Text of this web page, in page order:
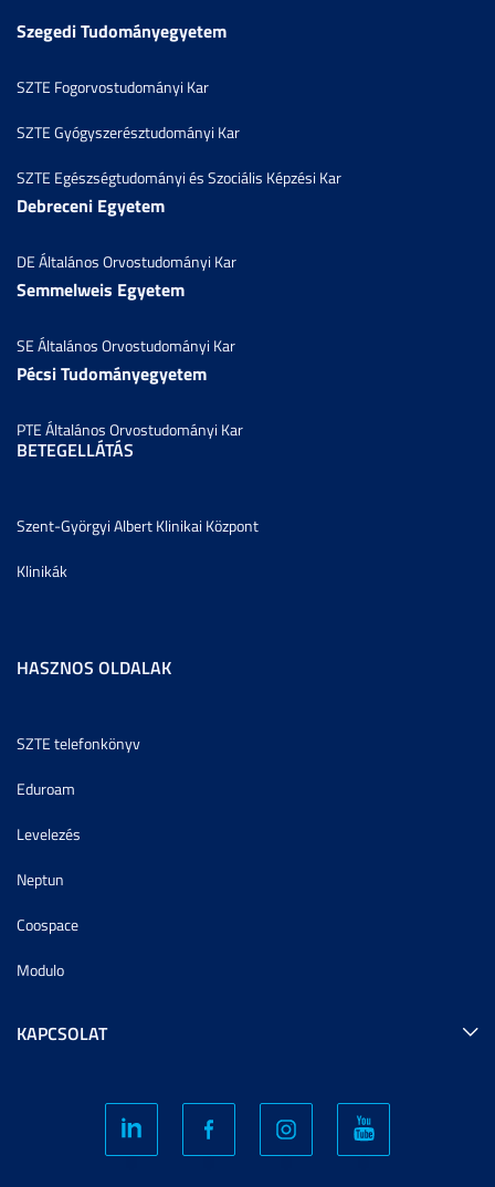
Szegedi Tudományegyetem
SZTE Fogorvostudományi Kar
SZTE Gyógyszerésztudományi Kar
SZTE Egészségtudományi és Szociális Képzési Kar
Debreceni Egyetem
DE Általános Orvostudományi Kar
Semmelweis Egyetem
SE Általános Orvostudományi Kar
Pécsi Tudományegyetem
PTE Általános Orvostudományi Kar
BETEGELLÁTÁS
Szent-Györgyi Albert Klinikai Központ
Klinikák
HASZNOS OLDALAK
SZTE telefonkönyv
Eduroam
Levelezés
Neptun
Coospace
Modulo
KAPCSOLAT